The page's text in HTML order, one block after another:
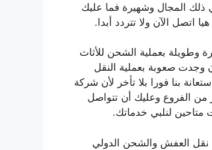
المجال وشهيرة فما عليك
اتصل الآن ولا تتردد أبدا.
وطويلة بعملية الشحن للأثاث
وجدت صعوبة بعملية النقل
بنا فورا بلا تأخر لأن شركة
من الفروع وعليك أن تتواصل
لنلبي خدماتك.
العفش والشحن الدولي